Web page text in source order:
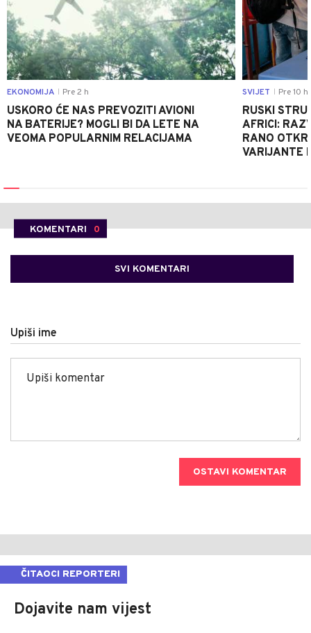
EKONOMIJA Pre 2 h
USKORO ĆE NAS PREVOZITI AVIONI
NA BATERIJE? MOGLI BI DA LETE NA
VEOMA POPULARNIM RELACIJAMA
SVIJET Pre 10 h
RUSKI
AFRICI:
RANO
VARIJANTE
KOMENTARI 0
SVI KOMENTARI
Upiši ime
OSTAVI KOMENTAR
ČITAOCI REPORTERI
Dojavite nam vijest